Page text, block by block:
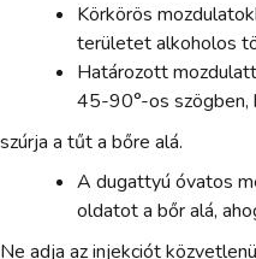
Körkörös
területet alkoholos
Határozott
45-90°-os
szúrja a tűt a bőre alá.
A dugattyú óvatos
oldatot a bőr alá,
Ne adja az injekciót